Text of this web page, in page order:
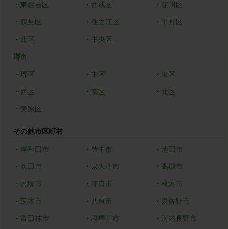
・ 東住吉区 ・ 西成区 ・ 淀川区
・ 鶴見区 ・ 住之江区 ・平野区
・ 北区 ・ 中央区
堺市
・ 堺区 ・ 中区 ・ 東区
・ 西区 ・ 南区 ・ 北区
・ 美原区
その他市区町村
・ 岸和田市 ・ 豊中市 ・ 池田市
・ 吹田市 ・ 泉大津市 ・ 高槻市
・ 貝塚市 ・ 守口市 ・枚方市
・ 茨木市 ・ 八尾市 ・ 泉佐野市
・ 富田林市 ・ 寝屋川市 ・ 河内長野市